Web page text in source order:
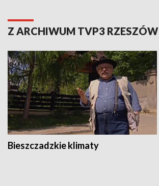
Z ARCHIWUM TVP3 RZESZÓW
Bieszczadzkie klimaty